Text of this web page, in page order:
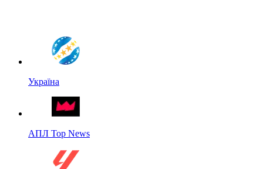
Україна
АПЛ Top News